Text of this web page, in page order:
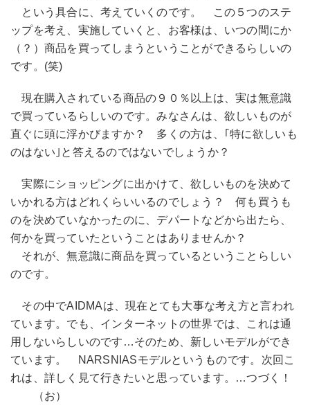
という具合に、考えていくのです。 この５つのステ
ップを考え、実施していくと、お客様は、いつの間にか
（？）商品を買ってしまうということができるらしいの
です。(笑)
現在購入されている商品の９０％以上は、実は無意識
で買っているらしいのです。みなさんは、欲しいものが
直ぐに頭に浮かびますか？ 多くの方は、｢特に欲しいも
のはない｣と答えるのではないでしょうか？
実際にショッピングに出かけて、欲しいものを決めて
いかれる方はどれくらいいるのでしょう？ 何も買うも
のを決めていなかったのに、デパートなどから出たら、
何かを買っていたということはありませんか？
それが、無意識に商品を買っているということらしい
のです。
その中でAIDMAは、現在とても大事な考え方と言われ
ています。でも、インターネットの世界では、これは通
用しないらしいのです…そのため、新しいモデルができ
ています。 NARSNIASモデルというものです。次回こ
れは、詳しく見て行きたいと思っています。…つづく！
（お）